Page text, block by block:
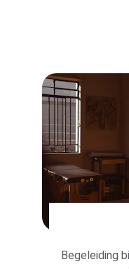
Begeleiding